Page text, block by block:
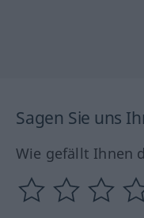
Sagen Sie uns
Wie gefällt Ihnen